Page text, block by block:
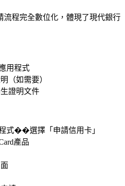
流程完全數位化，體現了現代銀行
用程式
（如需要）
證明文件
式��選擇「申請信用卡」
產品